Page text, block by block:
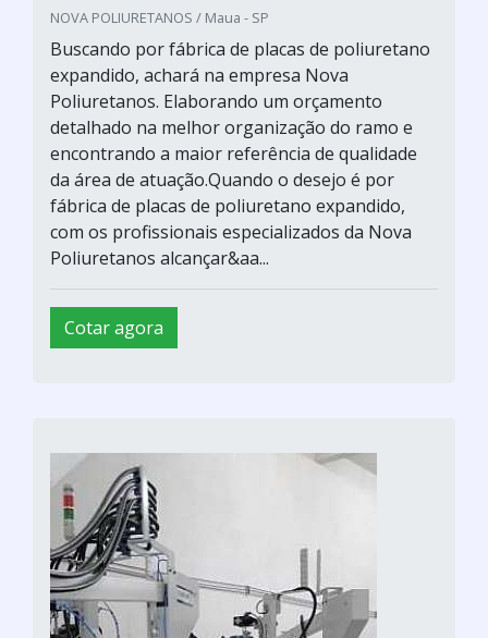
NOVA POLIURETANOS / Maua - SP
Buscando por fábrica de placas de poliuretano
expandido, achará na empresa Nova
Poliuretanos. Elaborando um orçamento
detalhado na melhor organização do ramo e
encontrando a maior referência de qualidade
da área de atuação.Quando o desejo é por
fábrica de placas de poliuretano expandido,
com os profissionais especializados da Nova
Poliuretanos alcançar&aa...
Cotar agora